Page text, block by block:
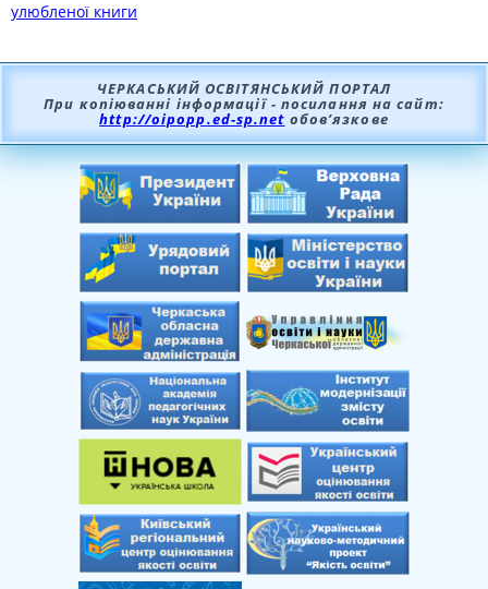
улюбленої книги
ЧЕРКАСЬКИЙ ОСВІТЯНСЬКИЙ ПОРТАЛ
При копіюванні інформації - посилання на сайт:
http://oipopp.ed-sp.net обов’язкове